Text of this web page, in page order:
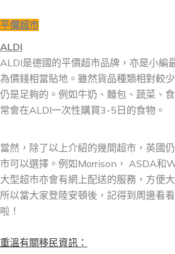
平價超市
ALDI
ALDI是德國的平價超市品牌，亦是小編
為價錢相當貼地。雖然貨品種類相對較
仍是足夠的。例如牛奶、麵包、蔬菜、
常會在ALDI一次性購買3-5日的食物。
當然，除了以上介紹的幾間超市，英國
市可以選擇。例如Morrison， ASDA和
大型超市亦會有網上配送的服務，方便大
所以當大家登陸安頓後，記得到周邊看
啦！
重溫有關移民資訊：